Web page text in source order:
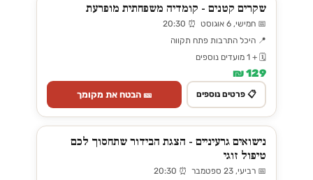
שקרים קטנים - קומדיה משפחתית מופרעת
📅 חמישי, 6 אוגוסט ⏰ 20:30
📍 היכל התרבות פתח תקווה
🗓️ + 1 מועדים נוספים
129 ₪
📋 פרטים נוספים 🎫 הבטח את מקומך
נישואים גרעיניים - הצגת הבידור שתחסוך לכם
טיפול זוגי
📅 רביעי, 23 ספטמבר ⏰ 20:30